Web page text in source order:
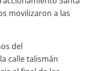
movilizaron a las
del
calle talismán